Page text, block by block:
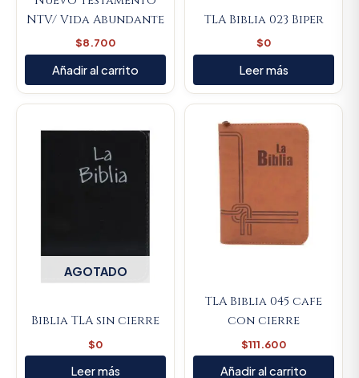
NTV/ Vida Abundante
$8.700
Añadir al carrito
TLA Biblia 023 Biper
$0
Leer más
AGOTADO
Biblia TLA sin cierre
$0
Leer más
TLA Biblia 045 cafe
con cierre
$111.600
Añadir al carrito